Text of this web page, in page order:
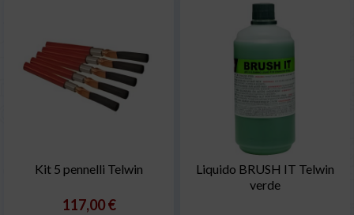
Kit 5 pennelli Telwin
117,00 €
Liquido BRUSH IT Telwin
verde